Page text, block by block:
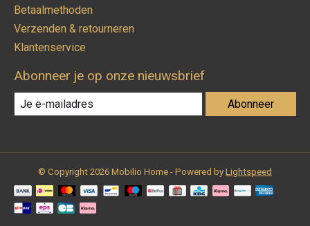
Betaalmethoden
Verzenden & retourneren
Klantenservice
Abonneer je op onze nieuwsbrief
Abonneer
© Copyright 2026 Mobilio Home - Powered by Lightspeed